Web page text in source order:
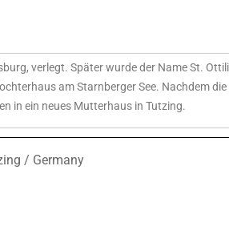
verlegt. Später wurde der Name St.
am Starnberger See. Nachdem
in ein neues Mutterhaus in Tutzing.
/ Germany